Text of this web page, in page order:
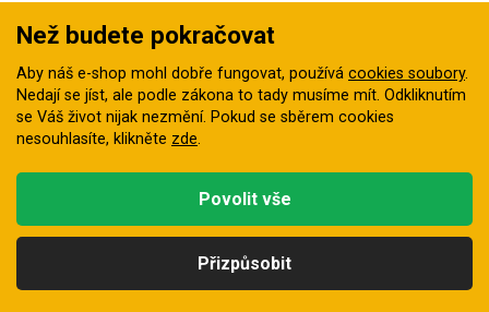
1
Než budete pokračovat
Aby náš e-shop mohl dobře fungovat, používá cookies soubory.
Nedají se jíst, ale podle zákona to tady musíme mít. Odkliknutím
se Váš život nijak nezmění. Pokud se sběrem cookies
nesouhlasíte, klikněte zde.
Přizpůsobit
Povolit vše